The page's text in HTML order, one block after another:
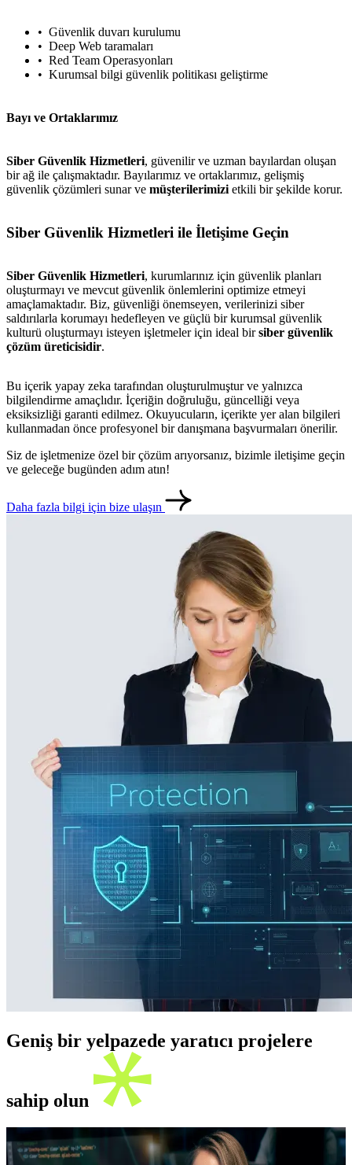
İletişim English
Güvenlik duvarı kurulumu
Deep Web taramaları
Red Team Operasyonları
Kurumsal bilgi güvenlik politikası geliştirme
Bayı ve Ortaklarımız
Siber Güvenlik Hizmetleri, güvenilir ve uzman bayılardan oluşan
bir ağ ile çalışmaktadır. Bayılarımız ve ortaklarımız, gelişmiş
güvenlik çözümleri sunar ve müşterilerimizi etkili bir şekilde korur.
Siber Güvenlik Hizmetleri ile İletişime Geçin
Siber Güvenlik Hizmetleri, kurumlarınız için güvenlik planları
oluşturmayı ve mevcut güvenlik önlemlerini optimize etmeyi
amaçlamaktadır. Biz, güvenliği önemseyen, verilerinizi siber
saldırılarla korumayı hedefleyen ve güçlü bir kurumsal güvenlik
kulturü oluşturmayı isteyen işletmeler için ideal birsiber güvenlik
çözüm üreticisidir.
Bu içerik yapay zeka tarafından oluşturulmuştur ve yalnızca
bilgilendirme amaçlıdır. İçeriğin doğruluğu, güncelliği veya
eksiksizliği garanti edilmez. Okuyucuların, içerikte yer alan bilgileri
kullanmadan önce profesyonel bir danışmana başvurmaları önerilir.
Siz de işletmenize özel bir çözüm arıyorsanız, bizimle iletişime geçin
ve geleceğe bugünden adım atın!
Daha fazla bilgi için bize ulaşın
Geniş bir yelpazede yaratıcı projelere
sahip olun